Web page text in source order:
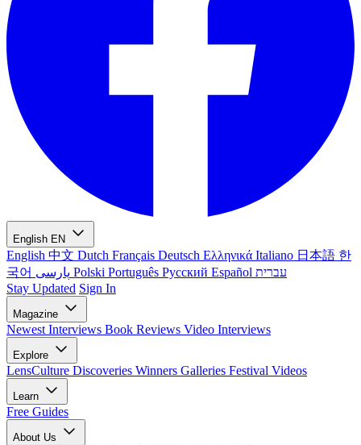
English EN
English 中文 Dutch Français Deutsch Ελληνικά Italiano 日本語 한
국어
Polski Português Русский Español עברית
Stay Updated Sign In
Magazine
Newest Interviews Book Reviews Video Interviews
Explore
LensCulture Discoveries Winners Galleries Festival Videos
Learn
Free Guides
About Us